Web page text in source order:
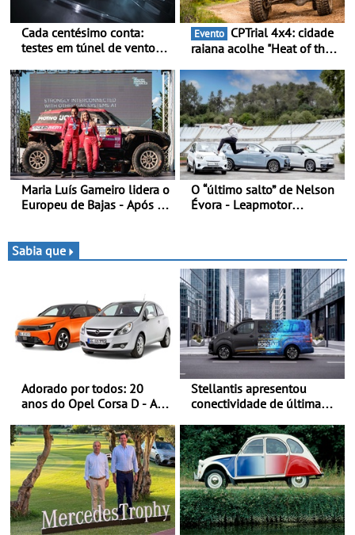
Cada centésimo conta:
testes em túnel de vento
túnel de vento fornece
dados de alta precisão para
o equilíbrio, a eficiência e a
afinação do veículo
Evento
raiana acolhe "Heat of the
de equipas em Bragança
Maria Luís Gameiro lidera o
Europeu de Bajas - Após a
O “último salto” de Nelson
Évora - Leapmotor
Sabia que
Adorado por todos: 20
anos do Opel Corsa D - A
celebra a estreia mundial
no Salão Internacional do
Automóvel Britânico, em
Londres
Stellantis apresentou
conectividade de última
Ready™ na Move 2026,
em Londres